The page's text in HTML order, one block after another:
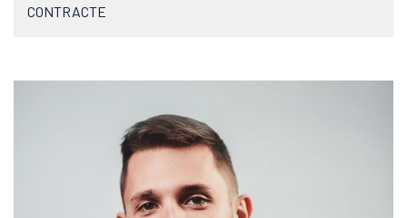
CONTRACTE